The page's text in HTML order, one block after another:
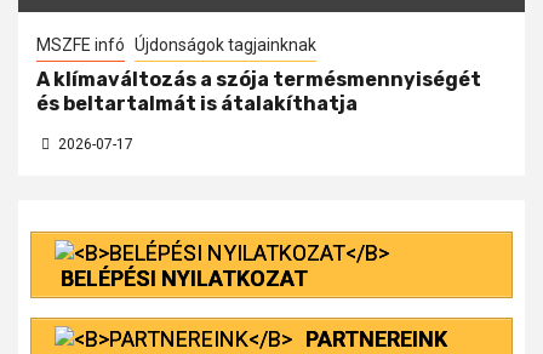
MSZFE infó Újdonságok tagjainknak
A klímaváltozás a szója termésmennyiségét
és beltartalmát is átalakíthatja
2026-07-17
BELÉPÉSI NYILATKOZAT
PARTNEREINK